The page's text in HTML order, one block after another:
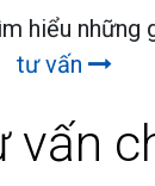
hiểu
tư vấn
vấn